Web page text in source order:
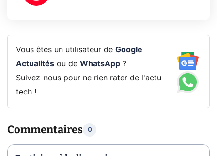
Vous êtes un utilisateur de Google
Actualitésou de WhatsApp?
Suivez-nous pour ne rien rater de l'actu
tech !
Commentaires 0